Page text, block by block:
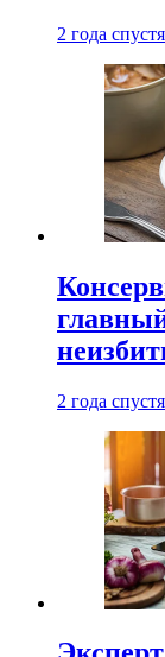
2 года спустя
2 года спустя